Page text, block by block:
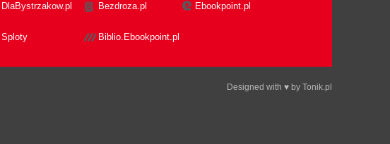
DlaBystrzakow.pl Bezdroza.pl Ebookpoint.pl
Sploty Biblio.Ebookpoint.pl
Designed with ♥ by Tonik.pl